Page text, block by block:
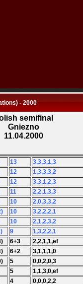
- 2000
semifinal
Gniezno
11.04.2000
13 3,3,3,1,3
12 1,3,3,3,2
12 3,3,1,2,3
11 2,2,1,3,3
10 2,0,3,3,2
10 3,2,2,2,1
10 2,1,2,3,2
9 1,3,2,2,1
6+3 2,2,1,1,ef
6+2 3,1,1,1,0
5 0,0,2,0,3
5 1,1,3,0,ef
4 0,0,0,2,2